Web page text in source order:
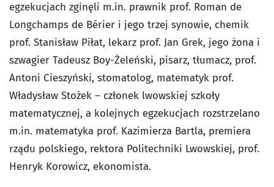
egzekucjach zginęli m.in. prawnik prof. Roman de
Longchamps de Bérier i jego trzej synowie, chemik
prof. Stanisław Piłat, lekarz prof. Jan Grek, jego żona i
szwagier Tadeusz Boy-Żeleński, pisarz, tłumacz, prof.
Antoni Cieszyński, stomatolog, matematyk prof.
Władysław Stożek – członek lwowskiej szkoły
matematycznej, a kolejnych egzekucjach rozstrzelano
m.in. matematyka prof. Kazimierza Bartla, premiera
rządu polskiego, rektora Politechniki Lwowskiej, prof.
Henryk Korowicz, ekonomista.